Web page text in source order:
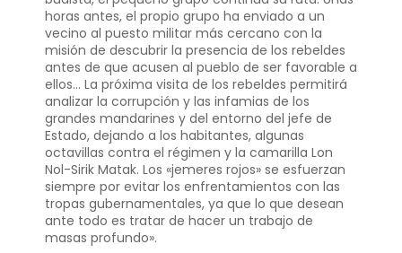
horas antes, el propio grupo ha enviado a un
vecino al puesto militar más cercano con la
misión de descubrir la presencia de los rebeldes
antes de que acusen al pueblo de ser favorable a
ellos… La próxima visita de los rebeldes permitirá
analizar la corrupción y las infamias de los
grandes mandarines y del entorno del jefe de
Estado, dejando a los habitantes, algunas
octavillas contra el régimen y la camarilla Lon
Nol-Sirik Matak. Los «jemeres rojos» se esfuerzan
siempre por evitar los enfrentamientos con las
tropas gubernamentales, ya que lo que desean
ante todo es tratar de hacer un trabajo de
masas profundo».